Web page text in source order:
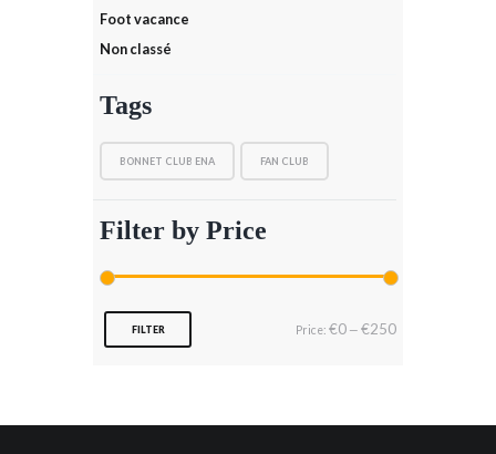
Foot vacance
Non classé
Tags
BONNET CLUB ENA FAN CLUB
Filter by Price
Min
Max
FILTER Price: €0 — €250